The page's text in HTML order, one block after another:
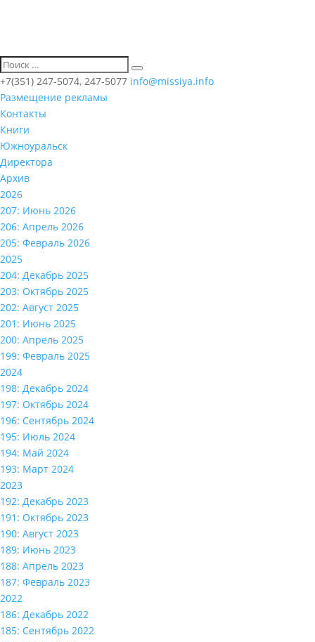
+7(351) 247-5074, 247-5077 info@missiya.info
Размещение рекламы
Контакты
Книги
Южноуральск
Директора
Архив
2026
207: Июнь 2026
206: Апрель 2026
205: Февраль 2026
2025
204: Декабрь 2025
203: Октябрь 2025
202: Август 2025
201: Июнь 2025
200: Апрель 2025
199: Февраль 2025
2024
198: Декабрь 2024
197: Октябрь 2024
196: Сентябрь 2024
195: Июль 2024
194: Май 2024
193: Март 2024
2023
192: Декабрь 2023
191: Октябрь 2023
190: Август 2023
189: Июнь 2023
188: Апрель 2023
187: Февраль 2023
2022
186: Декабрь 2022
185: Сентябрь 2022